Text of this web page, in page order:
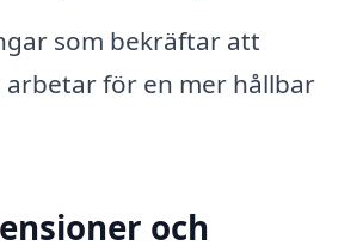
som bekräftar att
för en mer hållbar
och